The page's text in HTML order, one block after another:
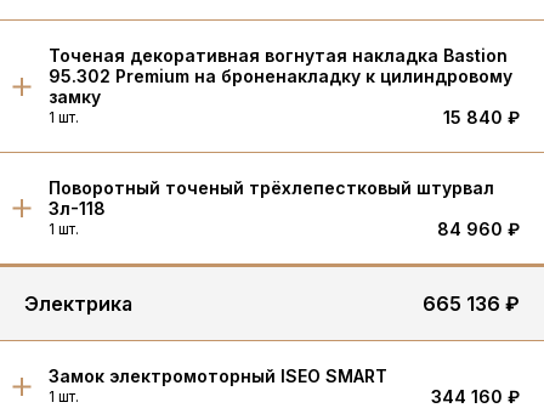
Точеная декоративная вогнутая накладка Bastion
95.302 Premium на броненакладку к цилиндровому
замку
1 шт. 15 840 ₽
Поворотный точеный трёхлепестковый штурвал
3л-118
1 шт. 84 960 ₽
Электрика 665 136 ₽
Замок электромоторный ISEO SMART
1 шт. 344 160 ₽